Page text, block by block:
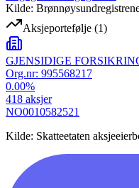
Kilde:
Aksjeportefølje (1)
GJENSIDIGE
Org.nr: 995568217
0.00%
418 aksjer
NO0010582521
Kilde: Skatteetaten